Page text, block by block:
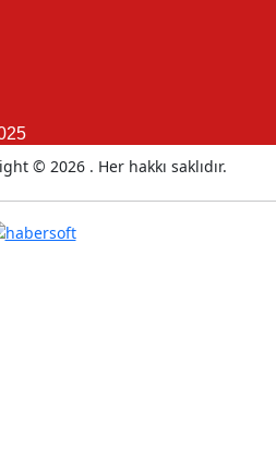
© 2026 . Her hakkı saklıdır.